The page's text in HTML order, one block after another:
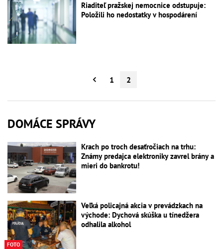
Riaditeľ pražskej nemocnice odstupuje:
Položili ho nedostatky v hospodárení
1 2
DOMÁCE SPRÁVY
Krach po troch desaťročiach na trhu:
Známy predajca elektroniky zavrel brány a
mieri do bankrotu!
FOTO
Veľká policajná akcia v prevádzkach na
východe: Dychová skúška u tínedžera
odhalila alkohol